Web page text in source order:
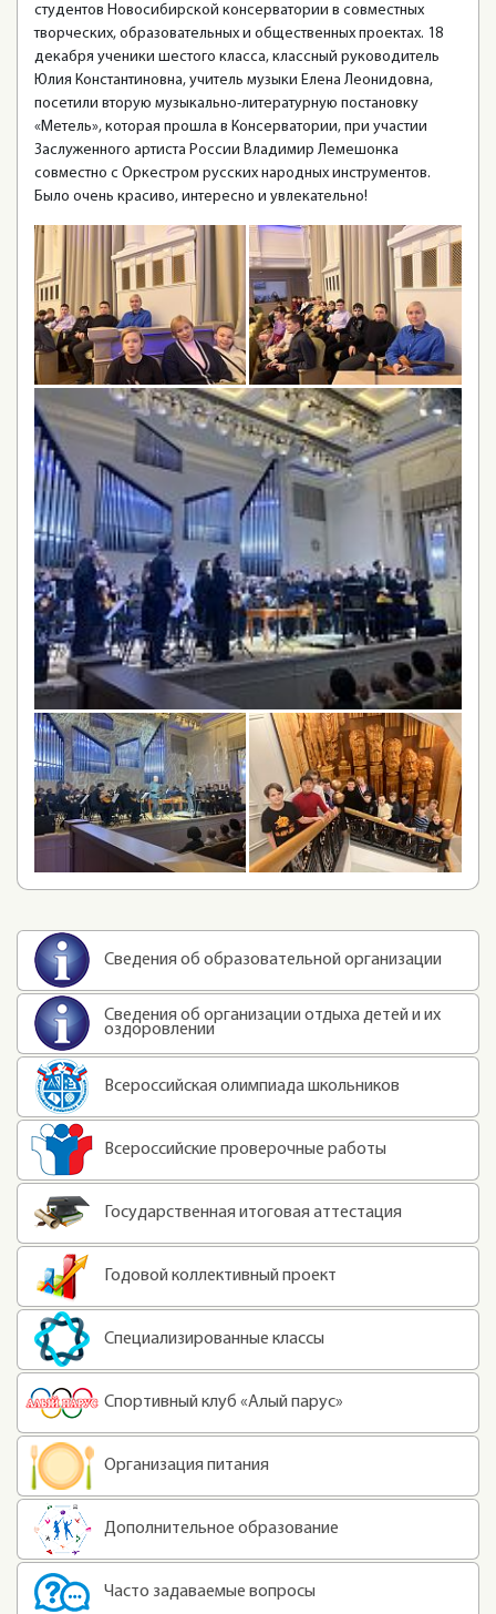
студентов Новосибирской консерватории в совместных
творческих, образовательных и общественных проектах. 18
декабря ученики шестого класса, классный руководитель
Юлия Константиновна, учитель музыки Елена Леонидовна,
посетили вторую музыкально-литературную постановку
«Метель», которая прошла в Консерватории, при участии
Заслуженного артиста России Владимир Лемешонка
совместно с Оркестром русских народных инструментов.
Было очень красиво, интересно и увлекательно!
Сведения об образовательной организации
Сведения об организации отдыха детей и их
оздоровлении
Всероссийская олимпиада школьников
Всероссийские проверочные работы
Государственная итоговая аттестация
Годовой коллективный проект
Специализированные классы
Спортивный клуб «Алый парус»
Организация питания
Дополнительное образование
Часто задаваемые вопросы